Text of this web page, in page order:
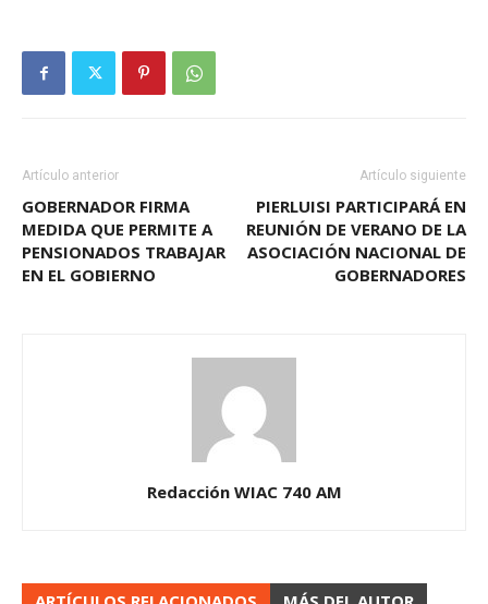
Artículo anterior
GOBERNADOR FIRMA
MEDIDA QUE PERMITE A
PENSIONADOS TRABAJAR
EN EL GOBIERNO
Artículo siguiente
PIERLUISI PARTICIPARÁ EN
REUNIÓN DE VERANO DE LA
ASOCIACIÓN NACIONAL DE
GOBERNADORES
Redacción WIAC 740 AM